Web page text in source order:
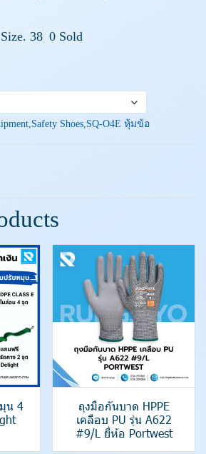
Size. 38 0 Sold
,Safety Shoes,SQ-O4E หุ้มข้อ
น 4
ถุงมือกันบาด HPPE
เคลือบ PU รุ่น A622
#9/L ยี่ห้อ Portwest